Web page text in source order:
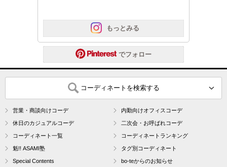
でフォロー
もっとみる
コーディネートを検索する
営業・商談向けコーデ 内勤向けオフィスコーデ
休日のカジュアルコーデ 二次会・お呼ばれコーデ
コーディネート一覧 コーディネートランキング
魁!! ASAMI塾 タグ別コーディネート
Special Contents bo-teからのお知らせ